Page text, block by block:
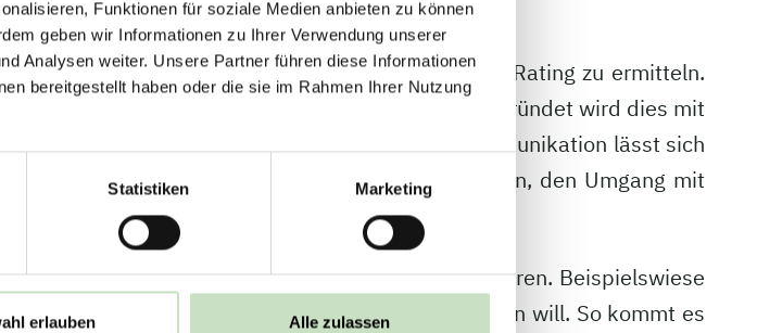
Funktionen für soziale Medien anbieten zu können
geben wir Informationen zu Ihrer Verwendung unserer
Analysen weiter. Unsere Partner führen diese Informationen
bereitgestellt haben oder die sie im Rahmen Ihrer Nutzung
Statistiken Marketing
erlauben Alle zulassen
um die Gründe für das deutlich verschlechterte Rating zu ermitteln.
viele Indikatoren nicht mehr offenzulegen. Begründet wird dies mit
lebt von Transparenz. Nur in einer offenen Kommunikation lässt sich
agiert. Das betrifft die eigene Produktion, den Umgang mit
sind auf fehlende Informationen zurückzuführen. Beispielswiese
und wie es den Verbrauch in Zukunft senken will. So kommt es